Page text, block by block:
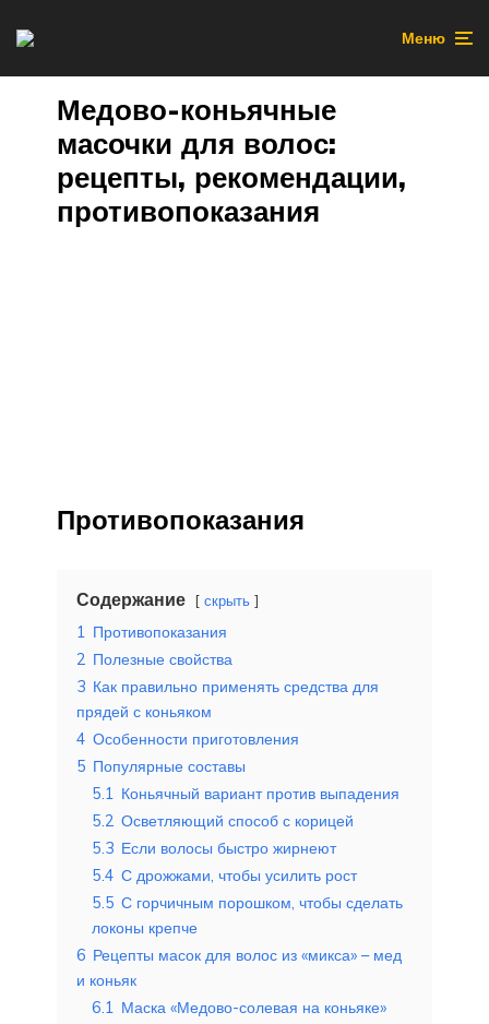
Меню
Медово-коньячные
масочки для волос:
рецепты, рекомендации,
противопоказания
Противопоказания
Содержание скрыть
1 Противопоказания
2 Полезные свойства
3 Как правильно применять средства для
прядей с коньяком
4 Особенности приготовления
5 Популярные составы
5.1 Коньячный вариант против выпадения
5.2 Осветляющий способ с корицей
5.3 Если волосы быстро жирнеют
5.4 С дрожжами, чтобы усилить рост
5.5 С горчичным порошком, чтобы сделать
локоны крепче
6 Рецепты масок для волос из «микса» – мед
и коньяк
6.1 Маска «Медово-солевая на коньяке»